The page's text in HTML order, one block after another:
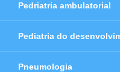
Pedriatria ambulatorial
Pediatria do
Pneumologia